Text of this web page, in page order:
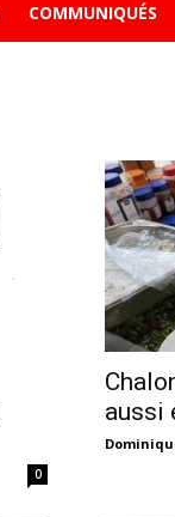
COMMUNIQUÉS
0
aussi